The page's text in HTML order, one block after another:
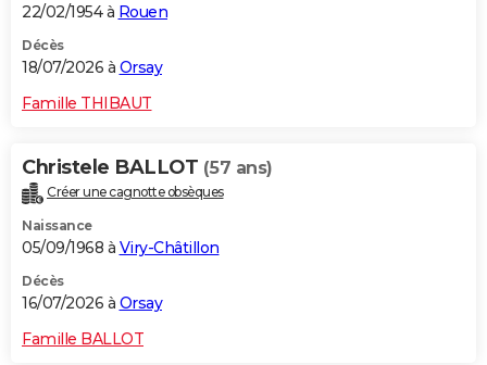
22/02/1954 à Rouen
Décès
18/07/2026 à Orsay
Famille THIBAUT
Christele BALLOT (57 ans)
Créer une cagnotte obsèques
Naissance
05/09/1968 à Viry-Châtillon
Décès
16/07/2026 à Orsay
Famille BALLOT